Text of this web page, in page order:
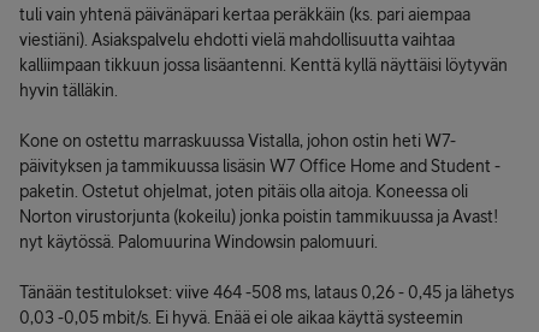
tuli vain yhtenä päivänäpari kertaa peräkkäin (ks. pari aiempaa
viestiäni). Asiakspalvelu ehdotti vielä mahdollisuutta vaihtaa
kalliimpaan tikkuun jossa lisäantenni. Kenttä kyllä näyttäisi löytyvän
hyvin tälläkin.
Kone on ostettu marraskuussa Vistalla, johon ostin heti W7-
päivityksen ja tammikuussa lisäsin W7 Office Home and Student -
paketin. Ostetut ohjelmat, joten pitäis olla aitoja. Koneessa oli
Norton virustorjunta (kokeilu) jonka poistin tammikuussa ja Avast!
nyt käytössä. Palomuurina Windowsin palomuuri.
Tänään testitulokset: viive 464 -508 ms, lataus 0,26 - 0,45 ja lähetys
0,03 -0,05 mbit/s. Ei hyvä. Enää ei ole aikaa käyttä systeemin